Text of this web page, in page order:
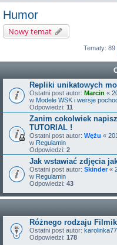
Humor
Nowy temat
Tematy: 89
Repliki unikatowych
Ostatni post autor: Marcin «
w Modele WSK i wersje
Odpowiedzi: 11
Zanim cokolwiek
TUTORIAL !
Ostatni post autor: Wężu «
w Regulamin
Odpowiedzi: 2
Jak wstawiać zdjęcia
Ostatni post autor: Skinder«
w Regulamin
Odpowiedzi: 43
Różnego rodzaju
Ostatni post autor:
Odpowiedzi: 178